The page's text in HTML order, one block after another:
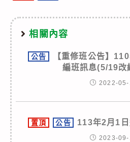
相關內容
公告
【重修班公告】
編班訊息(5/19改
2022-05-
置頂 公告 113年2月1
2023-09-